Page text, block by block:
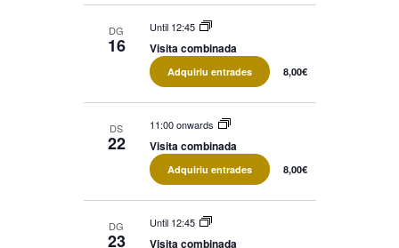
DG
16
Until 12:45
Visita combinada
Adquiriu entrades 8,00€
DS
22
11:00 onwards
Visita combinada
Adquiriu entrades 8,00€
DG
23
Until 12:45
Visita combinada